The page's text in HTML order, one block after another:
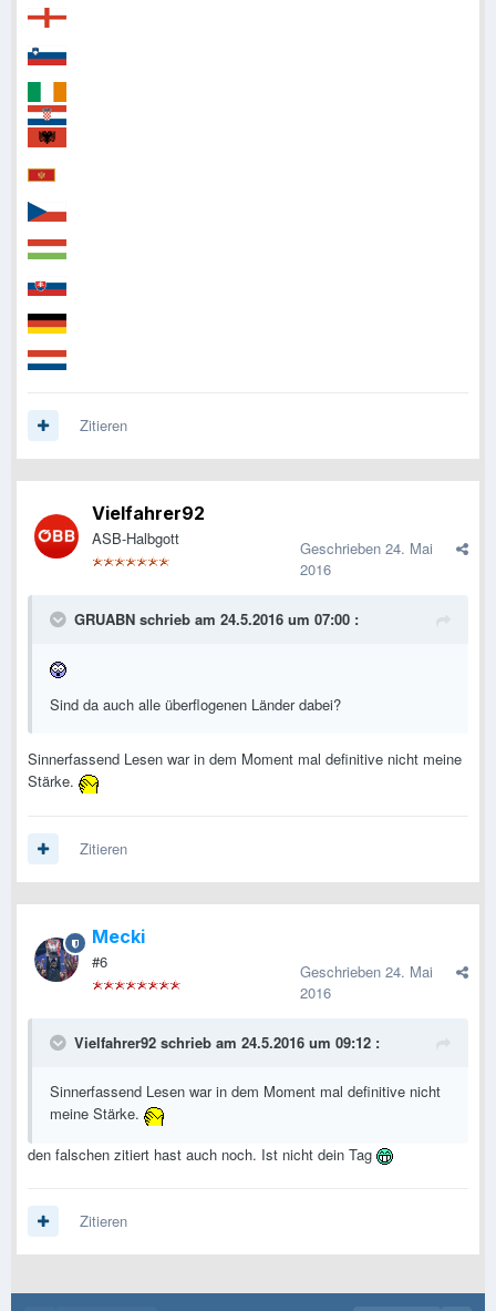
Zitieren
Vielfahrer92
ASB-Halbgott Geschrieben 24. Mai
2016
GRUABN schrieb am 24.5.2016 um 07:00 :
Sind da auch alle überflogenen Länder dabei?
Sinnerfassend Lesen war in dem Moment mal definitive nicht meine
Stärke.
Zitieren
Mecki
#6 Geschrieben 24. Mai
2016
Vielfahrer92 schrieb am 24.5.2016 um 09:12 :
Sinnerfassend Lesen war in dem Moment mal definitive nicht
meine Stärke.
den falschen zitiert hast auch noch. Ist nicht dein Tag
Zitieren